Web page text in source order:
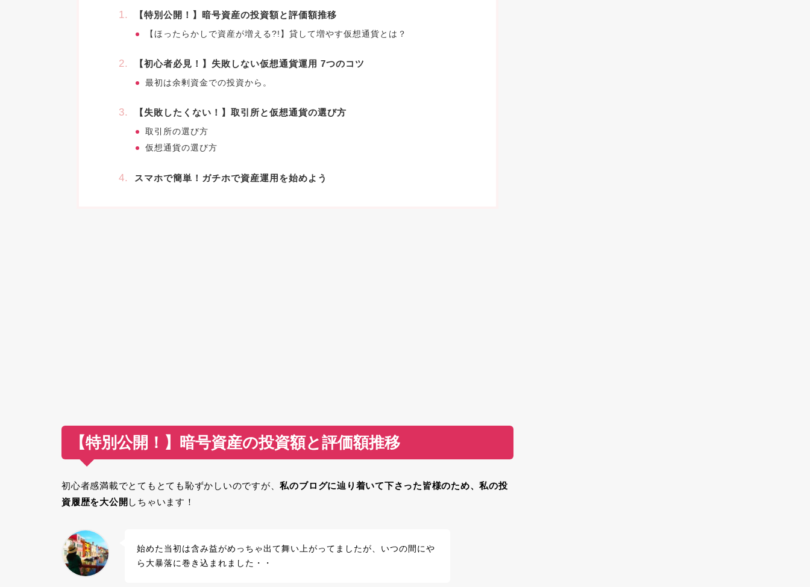
【特別公開！】暗号資産の投資額と評価額推移
【ほったらかしで資産が増える?!】貸して増やす仮想通貨とは？
【初心者必見！】失敗しない仮想通貨運用 7つのコツ
最初は余剰資金での投資から。
【失敗したくない！】取引所と仮想通貨の選び方
取引所の選び方
仮想通貨の選び方
スマホで簡単！ガチホで資産運用を始めよう
【特別公開！】暗号資産の投資額と評価額推移
初心者感満載でとてもとても恥ずかしいのですが、私のブログに辿り着いて下さった皆様のため、私の投
資履歴を大公開 しちゃいます！
始めた当初は含み益がめっちゃ出て舞い上がってましたが、いつの間にや
ら大暴落に巻き込まれました・・